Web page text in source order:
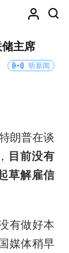
主席
听新闻
朗普在谈
目前没有
草解雇信
有做好本
媒体稍早